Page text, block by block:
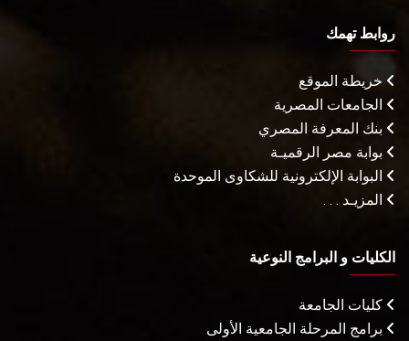
روابط تهمك
خريطة الموقع
الجامعات المصرية
بنك المعرفة المصري
بوابة مصر الرقميـة
البوابة الإلكترونية للشكاوى الموحدة
المزيـد . . .
الكليات و البرامج النوعية
كليات الجامعة
برامج المرحلة الجامعية الأولى